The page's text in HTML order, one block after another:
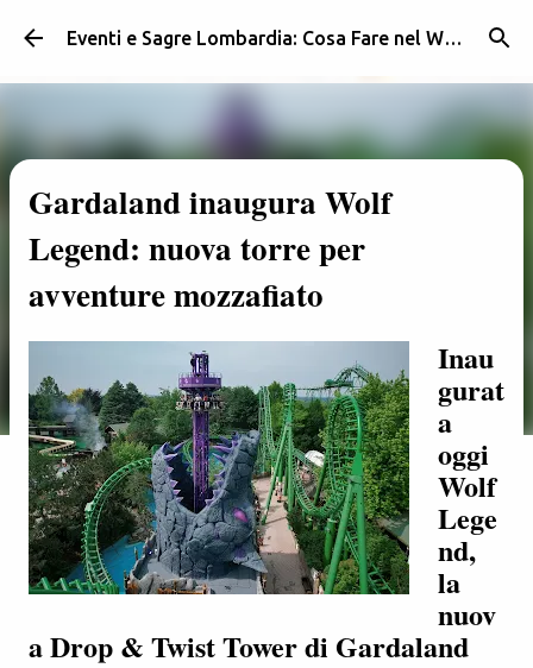
Passa ai contenuti principali Eventi e Sagre Lombardia: Cosa Fare nel Weekend | Weekendidea
Gardaland inaugura Wolf
Legend: nuova torre per
avventure mozzafiato
Inau
gurat
a
oggi
Wolf
Lege
nd,
la
nuov
a Drop & Twist Tower di Gardaland